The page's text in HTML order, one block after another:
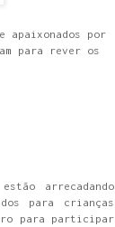
apaixonados por
para rever os
arrecadando
para crianças
para participar